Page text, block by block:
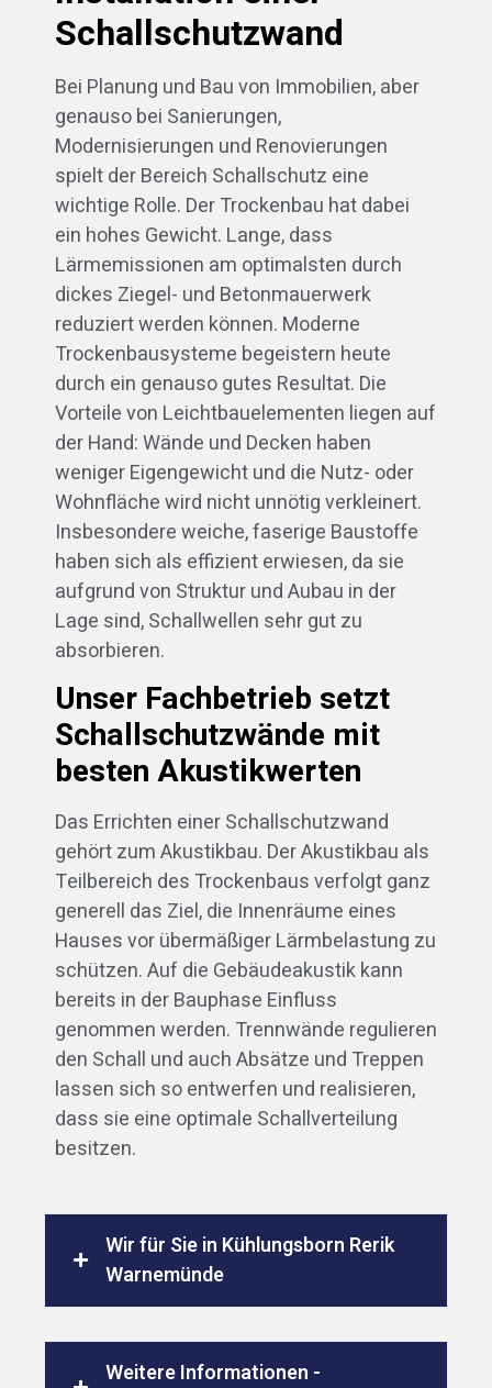
Schallschutzwand
Bei Planung und Bau von Immobilien, aber
genauso bei Sanierungen,
Modernisierungen und Renovierungen
spielt der Bereich Schallschutz eine
wichtige Rolle. Der Trockenbau hat dabei
ein hohes Gewicht. Lange, dass
Lärmemissionen am optimalsten durch
dickes Ziegel- und Betonmauerwerk
reduziert werden können. Moderne
Trockenbausysteme begeistern heute
durch ein genauso gutes Resultat. Die
Vorteile von Leichtbauelementen liegen auf
der Hand: Wände und Decken haben
weniger Eigengewicht und die Nutz- oder
Wohnfläche wird nicht unnötig verkleinert.
Insbesondere weiche, faserige Baustoffe
haben sich als effizient erwiesen, da sie
aufgrund von Struktur und Aubau in der
Lage sind, Schallwellen sehr gut zu
absorbieren.
Unser Fachbetrieb setzt
Schallschutzwände mit
besten Akustikwerten
Das Errichten einer Schallschutzwand
gehört zum Akustikbau. Der Akustikbau als
Teilbereich des Trockenbaus verfolgt ganz
generell das Ziel, die Innenräume eines
Hauses vor übermäßiger Lärmbelastung zu
schützen. Auf die Gebäudeakustik kann
bereits in der Bauphase Einfluss
genommen werden. Trennwände regulieren
den Schall und auch Absätze und Treppen
lassen sich so entwerfen und realisieren,
dass sie eine optimale Schallverteilung
besitzen.
Wir für Sie in Kühlungsborn Rerik
Warnemünde
Weitere Informationen -